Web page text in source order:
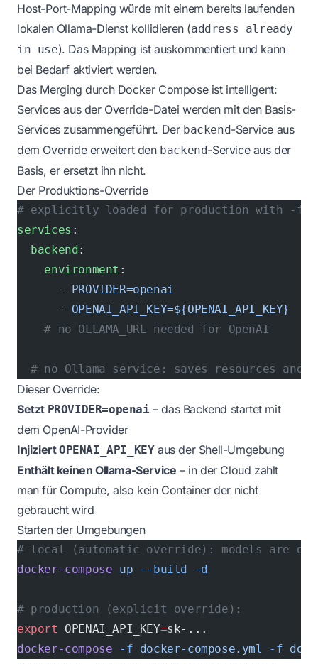
Host-Port-Mapping würde mit einem bereits laufenden
lokalen Ollama-Dienst kollidieren (address already
in use). Das Mapping ist auskommentiert und kann
bei Bedarf aktiviert werden.
Das Merging durch Docker Compose ist intelligent:
Services aus der Override-Datei werden mit den Basis-
Services zusammengeführt. Der backend-Service aus
dem Override erweitert den backend-Service aus der
Basis, er ersetzt ihn nicht.
Der Produktions-Override
# explicitly loaded for production with -f
services :
  backend
:
    environment
:
      -
PROVIDER=openai
      -
OPENAI_API_KEY=${OPENAI_API_KEY}
    # no OLLAMA_URL needed for OpenAI
# no Ollama service: saves resources and
Dieser Override:
Setzt PROVIDER=openai – das Backend startet mit
dem OpenAI-Provider
InjiziertOPENAI_API_KEYaus der Shell-Umgebung
Enthält keinen Ollama-Service – in der Cloud zahlt
man für Compute, also kein Container der nicht
gebraucht wird
Starten der Umgebungen
# local (automatic override): models are
docker-compose up --build -d
# production (explicit override):
export OPENAI_API_KEY=sk-...
docker-compose -f docker-compose.yml -f